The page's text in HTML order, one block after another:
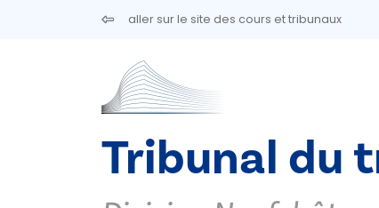
Aller au contenu principalaller sur le site des cours et tribunaux
Tribunal du